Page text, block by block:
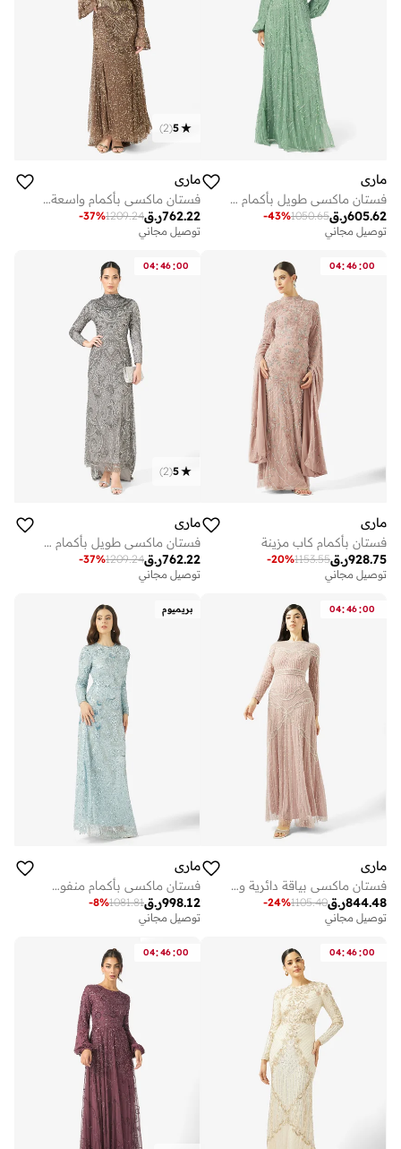
ماري
فستان ماكسي طويل بأكمام طويلة مزين بالترتر
ر.ق605.62
1050.65
-43%
توصيل مجاني
5
(
2
)
ماري
فستان ماكسي بأكمام واسعة مطرز بالترتر
ر.ق762.22
1209.24
-37%
توصيل مجاني
04:46:00
ماري
فستان بأكمام كاب مزينة
ر.ق928.75
1153.55
-20%
توصيل مجاني
04:46:00
5
(
2
)
ماري
فستان ماكسي طويل بأكمام طويلة مزين بالترتر
ر.ق762.22
1209.24
-37%
توصيل مجاني
04:46:00
ماري
فستان ماكسي بياقة دائرية وترتر
ر.ق844.48
1105.40
-24%
توصيل مجاني
بريميوم
ماري
فستان ماكسي بأكمام منفوشة وترتر
ر.ق998.12
1081.81
-8%
توصيل مجاني
04:46:00
04:46:00